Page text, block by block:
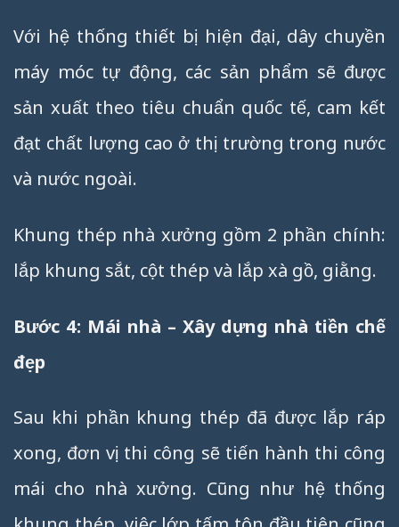
Với hệ thống thiết bị hiện đại, dây chuyền
máy móc tự động, các sản phẩm sẽ được
sản xuất theo tiêu chuẩn quốc tế, cam kết
đạt chất lượng cao ở thị trường trong nước
và nước ngoài.
Khung thép nhà xưởng gồm 2 phần chính:
lắp khung sắt, cột thép và lắp xà gồ, giằng.
Bước 4: Mái nhà – Xây dựng nhà tiền chế
đẹp
Sau khi phần khung thép đã được lắp ráp
xong, đơn vị thi công sẽ tiến hành thi công
mái cho nhà xưởng. Cũng như hệ thống